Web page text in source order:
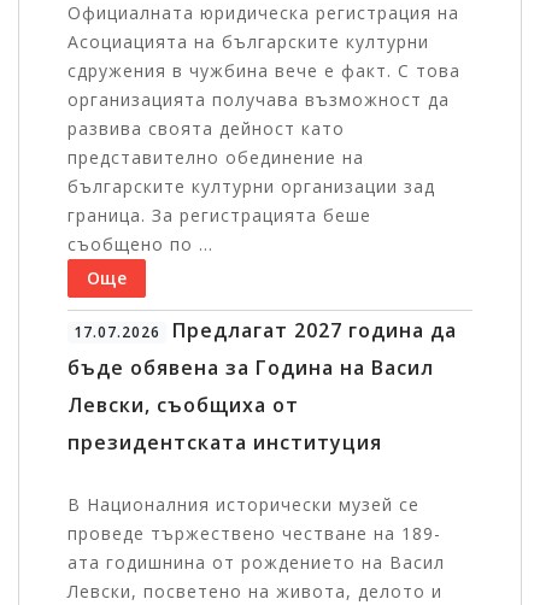
Официалната юридическа регистрация на
Асоциацията на българските културни
сдружения в чужбина вече е факт. С това
организацията получава възможност да
развива своята дейност като
представително обединение на
българските културни организации зад
граница. За регистрацията беше
съобщено по ...
Още
17.07.2026
Предлагат 2027 година да
бъде обявена за Година на Васил
Левски, съобщиха от
президентската институция
В Националния исторически музей се
проведе тържествено честване на 189-
ата годишнина от рождението на Васил
Левски, посветено на живота, делото и